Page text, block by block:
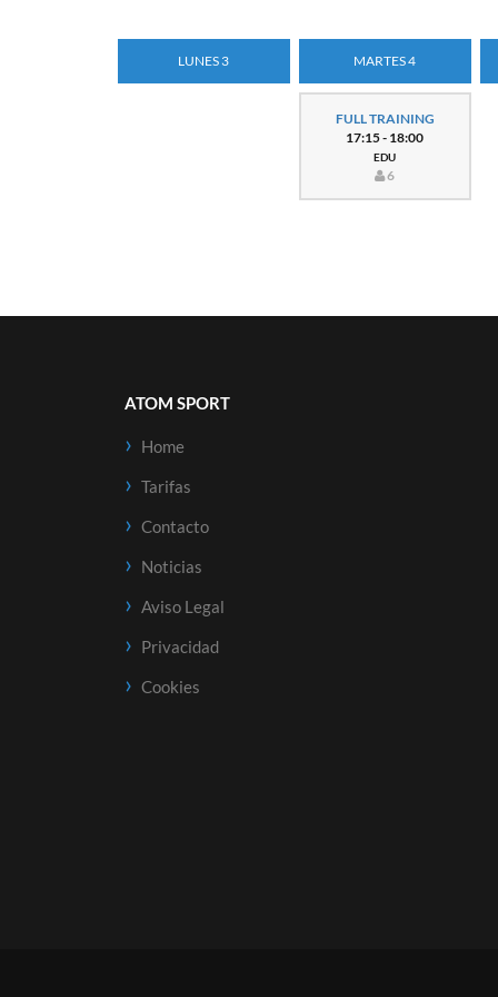
LUNES 3 MARTES 4
FULL TRAINING
17:15 - 18:00
EDU
6
ATOM SPORT
Home
Tarifas
Contacto
Noticias
Aviso Legal
Privacidad
Cookies